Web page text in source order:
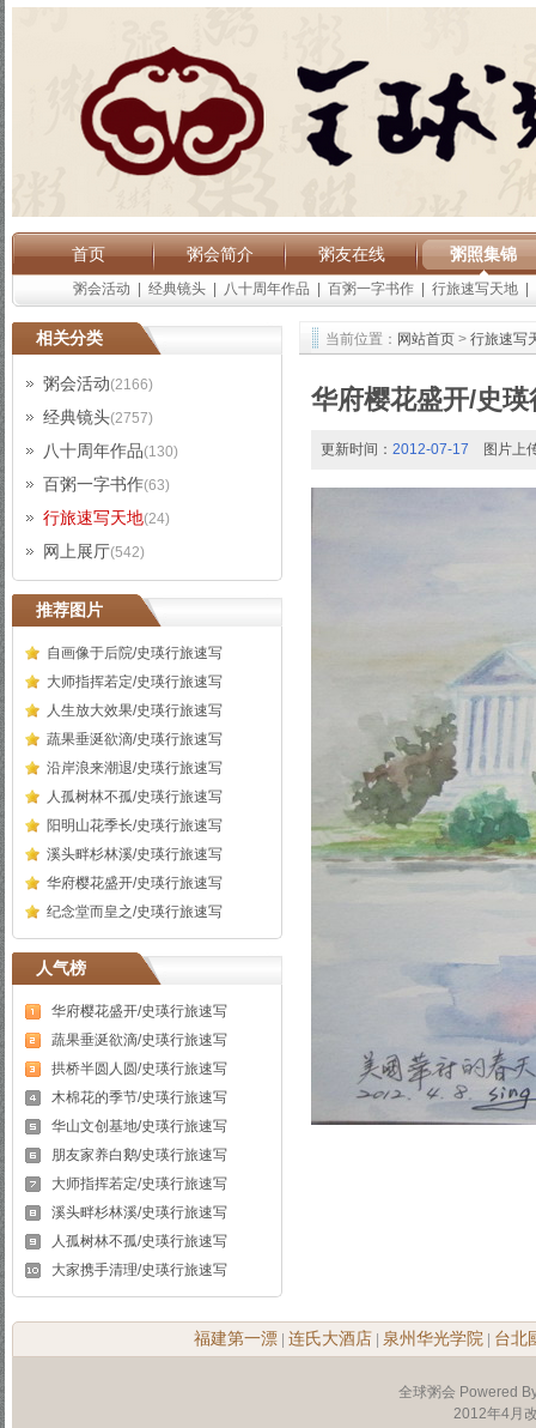
首页 粥会简介 粥友在线 粥照集锦
粥会活动 经典镜头 八十周年作品 百粥一字书作 行旅速写天地
相关分类
粥会活动(2166)
经典镜头(2757)
八十周年作品(130)
百粥一字书作(63)
行旅速写天地(24)
网上展厅(542)
推荐图片
自画像于后院/史瑛行旅速写
大师指挥若定/史瑛行旅速写
人生放大效果/史瑛行旅速写
蔬果垂涎欲滴/史瑛行旅速写
沿岸浪来潮退/史瑛行旅速写
人孤树林不孤/史瑛行旅速写
阳明山花季长/史瑛行旅速写
溪头畔杉林溪/史瑛行旅速写
华府樱花盛开/史瑛行旅速写
纪念堂而皇之/史瑛行旅速写
人气榜
华府樱花盛开/史瑛行旅速写
蔬果垂涎欲滴/史瑛行旅速写
拱桥半圆人圆/史瑛行旅速写
木棉花的季节/史瑛行旅速写
华山文创基地/史瑛行旅速写
朋友家养白鹅/史瑛行旅速写
大师指挥若定/史瑛行旅速写
溪头畔杉林溪/史瑛行旅速写
人孤树林不孤/史瑛行旅速写
大家携手清理/史瑛行旅速写
当前位置： 网站首页 > 行旅速写
华府樱花盛开/史
更新时间： 2012-07-17 图片上
福建第一漂 连氏大酒店 泉州华光学院 台北
全球粥会 Powered
2012年4月